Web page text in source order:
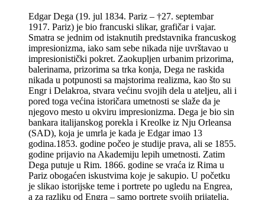
Edgar Dega (19. jul 1834. Pariz – †27. septembar
1917. Pariz) je bio francuski slikar, grafičar i vajar.
Smatra se jednim od istaknutih predstavnika francuskog
impresionizma, iako sam sebe nikada nije uvrštavao u
impresionistički pokret. Zaokupljen urbanim prizorima,
balerinama, prizorima sa trka konja, Dega ne raskida
nikada u potpunosti sa majstorima realizma, kao što su
Engr i Delakroa, stvara većinu svojih dela u ateljeu, ali i
pored toga većina istoričara umetnosti se slaže da je
njegovo mesto u okviru impresionizma. Dega je bio sin
bankara italijanskog porekla i Kreolke iz Nju Orleansa
(SAD), koja je umrla je kada je Edgar imao 13
godina.1853. godine počeo je studije prava, ali se 1855.
godine prijavio na Akademiju lepih umetnosti. Zatim
Dega putuje u Rim. 1866. godine se vraća iz Rima u
Pariz obogaćen iskustvima koje je sakupio. U početku
je slikao istorijske teme i portrete po ugledu na Engrea,
a za razliku od Engra – samo portrete svojih prijatelja,